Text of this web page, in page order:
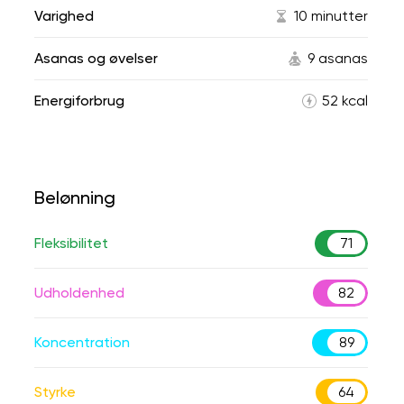
Varighed 10 minutter
Asanas og øvelser 9 asanas
Energiforbrug 52 kcal
Belønning
Fleksibilitet 71
Udholdenhed 82
Koncentration 89
Styrke 64